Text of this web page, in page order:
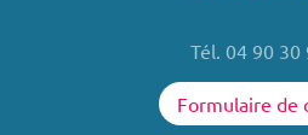
Tél. 04 90 30
Formulaire de